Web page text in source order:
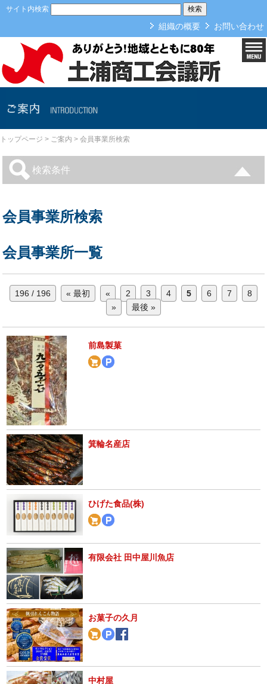
本文へ
サイト内検索
組織の概要 お問い合わせ
ご案内
トップページ > ご案内 > 会員事業所検索
検索条件
会員事業所検索
会員事業所一覧
196 / 196 « 最初 « 2 3 4 5 6 7
8
»
最後 »
前島製菓
箕輪名産店
ひげた食品(株)
有限会社 田中屋川魚店
お菓子の久月
中村屋